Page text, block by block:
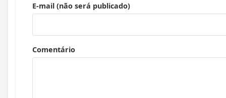
E-mail (não será publicado)
Comentário